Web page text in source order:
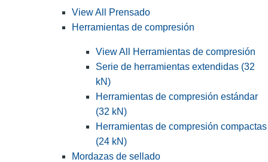
View All Prensado
Herramientas de compresión
View All Herramientas de compresión
Serie de herramientas extendidas (32
kN)
Herramientas de compresión estándar
(32 kN)
Herramientas de compresión compactas
(24 kN)
Mordazas de sellado